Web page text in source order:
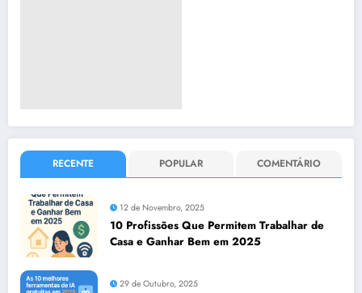
RECENTE POPULAR COMENTÁRIO
12 de Novembro, 2025
10 Profissões Que Permitem Trabalhar de
Casa e Ganhar Bem em 2025
29 de Outubro, 2025